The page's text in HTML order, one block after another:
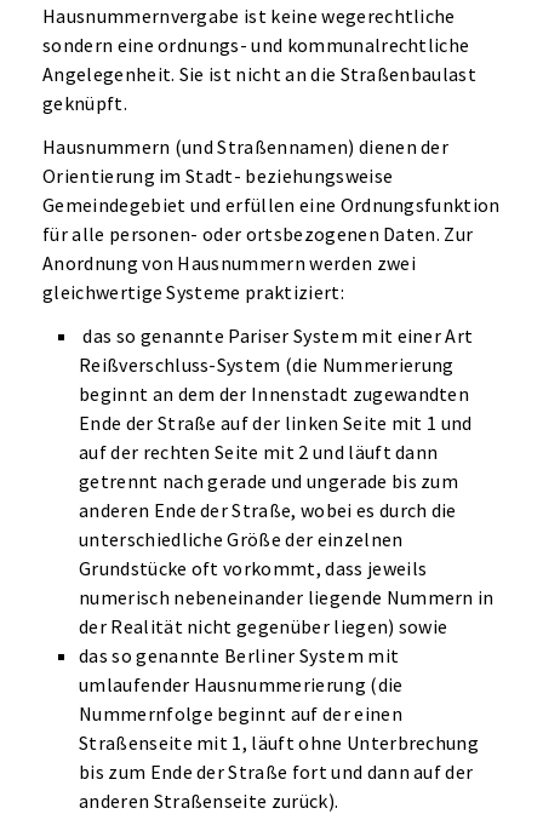
Hausnummernvergabe ist keine wegerechtliche
sondern eine ordnungs- und kommunalrechtliche
Angelegenheit. Sie ist nicht an die Straßenbaulast
geknüpft.
Hausnummern (und Straßennamen) dienen der
Orientierung im Stadt- beziehungsweise
Gemeindegebiet und erfüllen eine Ordnungsfunktion
für alle personen- oder ortsbezogenen Daten. Zur
Anordnung von Hausnummern werden zwei
gleichwertige Systeme praktiziert:
das so genannte Pariser System mit einer Art
Reißverschluss-System (die Nummerierung
beginnt an dem der Innenstadt zugewandten
Ende der Straße auf der linken Seite mit 1 und
auf der rechten Seite mit 2 und läuft dann
getrennt nach gerade und ungerade bis zum
anderen Ende der Straße, wobei es durch die
unterschiedliche Größe der einzelnen
Grundstücke oft vorkommt, dass jeweils
numerisch nebeneinander liegende Nummern in
der Realität nicht gegenüber liegen) sowie
das so genannte Berliner System mit
umlaufender Hausnummerierung (die
Nummernfolge beginnt auf der einen
Straßenseite mit 1, läuft ohne Unterbrechung
bis zum Ende der Straße fort und dann auf der
anderen Straßenseite zurück).